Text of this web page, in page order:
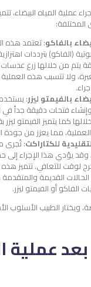
عملية المياه البيضاء،
المختلفة:
بالفاكو: تعتمد هذه
(الفاكو) بترددات
يتم من خلالها زرع
ولا تتسبب هذه
بالفيمتو ليزر: يستخدم
فتحات دقيقة جداً
كما يتميز الفيمتو
العملية، مما يعزز من جودة
للكتاراكت: تُجرى
وقد يؤدي هذا الإجراء
لوقت للتعافي. تتميز
القديمة والمتقدمة
الفاكو أو الفيمتو ليزر.
ويختار الطبيب الأسلوب
عملية